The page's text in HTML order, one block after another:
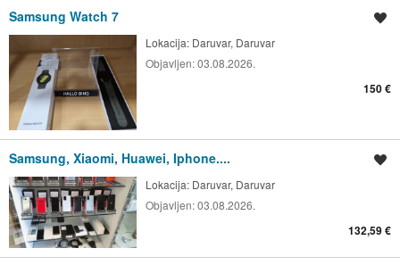
Samsung Watch 7
Lokacija: Daruvar, Daruvar
Objavljen:03.08.2026.
150 €
Samsung, Xiaomi, Huawei, Iphone....
Lokacija: Daruvar, Daruvar
Objavljen:03.08.2026.
132,59 €